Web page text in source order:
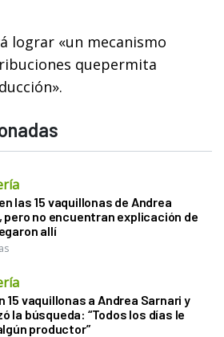
lograr «un mecanismo
quepermita
las 15 vaquillonas de Andrea
pero no encuentran explicación de
allí
15 vaquillonas a Andrea Sarnari y
la búsqueda: “Todos los días le
productor”